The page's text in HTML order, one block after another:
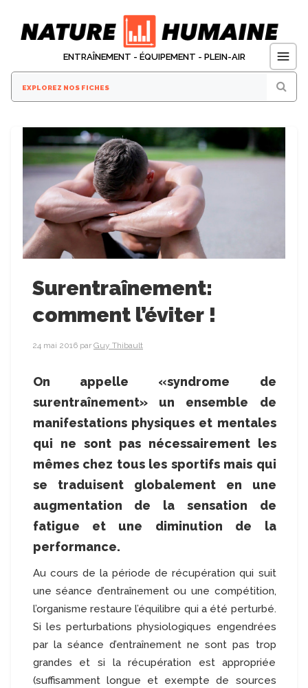
contenu
ENTRAÎNEMENT - ÉQUIPEMENT - PLEIN-AIR
Surentraînement:
comment l’éviter !
24 mai 2016 par Guy Thibault
On appelle «syndrome de
surentraînement» un ensemble de
manifestations physiques et mentales
qui ne sont pas nécessairement les
mêmes chez tous les sportifs mais qui
se traduisent globalement en une
augmentation de la sensation de
fatigue et une diminution de la
performance.
Au cours de la période de récupération qui suit
une séance d’entraînement ou une compétition,
l’organisme restaure l’équilibre qui a été perturbé.
Si les perturbations physiologiques engendrées
par la séance d’entraînement ne sont pas trop
grandes et si la récupération est appropriée
(suffisamment longue et exempte de sources